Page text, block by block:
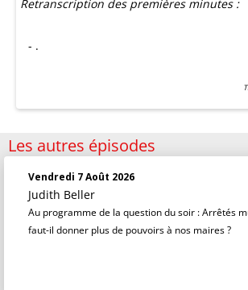
Retranscription des premières minutes :
- .
Les autres épisodes
Vendredi 7 Août 2026
Judith Beller
Au programme de la question du soir : Arrêtés
faut-il donner plus de pouvoirs à nos maires ?